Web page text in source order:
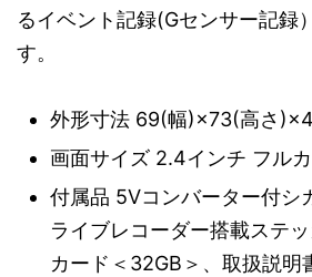
るイベント記録(Gセンサー記録
す。
外形寸法 69(幅)×73(高さ
画面サイズ 2.4インチ フル
付属品 5Vコンバーター付シ
ライブレコーダー搭載ステ
カード＜32GB＞、取扱説明